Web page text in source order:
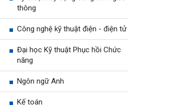
thông
Công nghệ kỹ thuật điện - điện tử
Đại học Kỹ thuật Phục hồi Chức
năng
Ngôn ngữ Anh
Kế toán